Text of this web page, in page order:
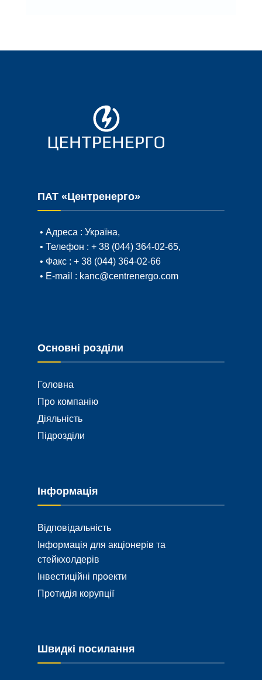
ПАТ «Центренерго»
• Адреса : Україна,
• Телефон : + 38 (044) 364-02-65,
• Факс : + 38 (044) 364-02-66
• E-mail : kanc@centrenergo.com
Основні розділи
Головна
Про компанію
Діяльність
Підрозділи
Інформація
Відповідальність
Інформація для акціонерів та
стейкхолдерів
Інвестиційні проекти
Протидія корупції
Швидкі посилання